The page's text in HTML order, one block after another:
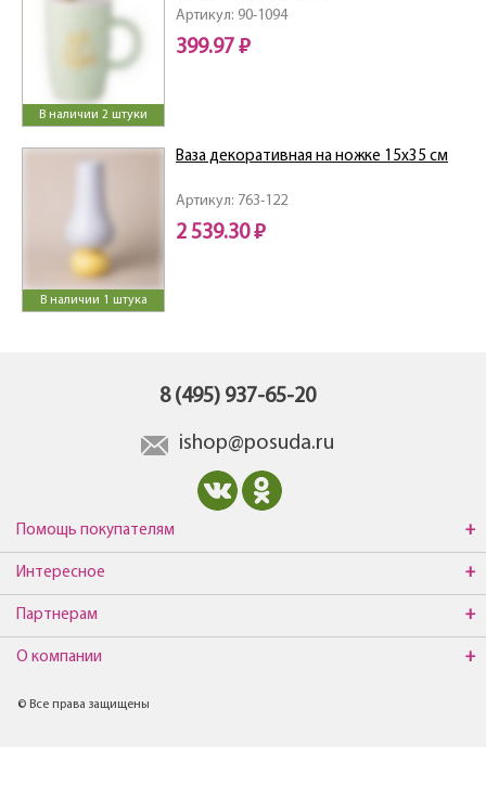
В наличии 2 штуки
Артикул: 90-1094
399.97 ₽
В наличии 1 штука
Артикул: 763-122
Ваза декоративная на ножке 15х35 см
2 539.30 ₽
8 (495) 937-65-20
ishop@posuda.ru
Помощь покупателям
Интересное
Партнерам
О компании
© Все права защищены